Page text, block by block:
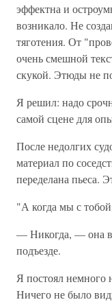
эффектна и
возникало. Не
тяготения. От
очень смешной
скукой. Этюды не
Я решил: надо
самой сцене для
После недолгих
материал по
переделана пьеса.
"А когда мы с
— Никогда, — она
подъезде.
Я постоял немного
Ничего не было